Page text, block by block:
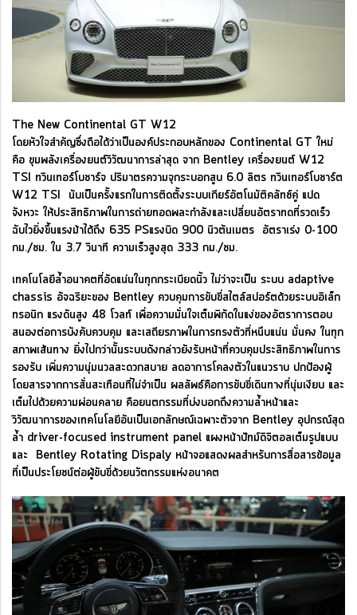
The New Continental GT W12
โดยหัวใจสำคัญซึ่งถือได้ว่าเป็นองค์ประกอบหลักของ Continental GT ใหม่
คือ ขุมพลังเครื่องยนต์วิวัฒนาการล่าสุด จาก Bentley เครื่องยนต์ W12
TSI ทวินเทอร์โบชาร์จ ปริมาตรความจุกระบอกสูบ 6.0 ลิตร ทวินเทอร์โบชาร์ต
W12 TSI นับเป็นครั้งแรกในการติดตั้งระบบเกียร์อัตโนมัติคลัทช์คู่ แปด
จังหวะ ให้ประสิทธิภาพในการถ่ายทอดพละกำลังและเปลี่ยนอัตราทดที่รวดเร็ว
ฉับไวยิ่งขึ้นแรงม้าได้ถึง 635 PSแรงบิด 900 นิวตันเมตร อัตราเร่ง 0-100
กม./ชม. ใน 3.7 วินาที ความเร็วสูงสุด 333 กม./ชม.
เทคโนโลยีล้ำอนาคตที่อัดแน่นในทุกกระเบียดนิ้ว ไม่ว่าจะเป็น ระบบ adaptive
chassis อัจฉริยะของ Bentley ควบคุมการขับขี่สไตล์สปอร์ตด้วยระบบอิเล็ก
ทรอนิก แรงดันสูง 48 โวลท์ เพื่อความมั่นใจเต็มพิกัดในแง่ของอัตราการตอบ
สนองต่อการบังคับควบคุม และเสถียรภาพในการทรงตัวที่หนึบแน่น มั่นคง ในทุก
สภาพเส้นทาง ยิ่งไปกว่านั้นระบบดังกล่าวยังรับหน้าที่ควบคุมประสิทธิภาพในการ
รองรับ เพิ่มความนุ่มนวลสะดวกสบาย ลดอาการโคลงตัวในแนวราบ ปกป้องผู้
โดยสารจากการสั่นสะเทือนที่ไม่จำเป็น ผลลัพธ์คือการขับขี่เดินทางที่นุ่มเงียบ และ
เต็มไปด้วยความผ่อนคลาย คือยนตกรรมที่บ่งบอกถึงความล้ำหน้าและ
วิวัฒนาการของเทคโนโลยีอันเป็นเอกลักษณ์เฉพาะตัวจาก Bentley อุปกรณ์สุด
ล้ำ driver-focused instrument panel แผงหน้าปัทม์ดิจิตอลเต็มรูปแบบ
และ Bentley Rotating Dispaly หน้าจอแสดงผลสำหรับการสื่อสารข้อมูล
ที่เป็นประโยชน์ต่อผู้ขับขี่ด้วยนวัตกรรมแห่งอนาคต